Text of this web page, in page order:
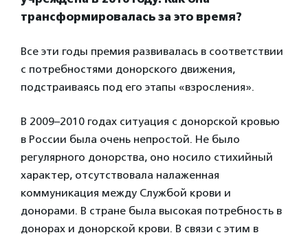
трансформировалась за это время?
Все эти годы премия развивалась в соответствии
с потребностями донорского движения,
подстраиваясь под его этапы «взросления».
В 2009–2010 годах ситуация с донорской кровью
в России была очень непростой. Не было
регулярного донорства, оно носило стихийный
характер, отсутствовала налаженная
коммуникация между Службой крови и
донорами. В стране была высокая потребность в
донорах и донорской крови. В связи с этим в